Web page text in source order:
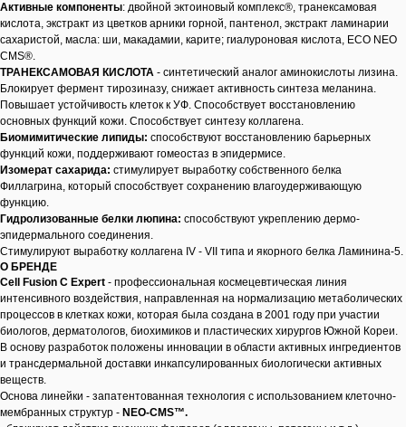
Активные компоненты: двойной эктоиновый комплекс®, транексамовая
кислота, экстракт из цветков арники горной, пантенол, экстракт ламинарии
сахаристой, масла: ши, макадамии, карите; гиалуроновая кислота, ECO NEO
CMS®.
ТРАНЕКСАМОВАЯ КИСЛОТА - синтетический аналог аминокислоты лизина.
Блокирует фермент тирозиназу, снижает активность синтеза меланина.
Повышает устойчивость клеток к УФ. Способствует восстановлению
основных функций кожи. Способствует синтезу коллагена.
Биомимитические липиды: способствуют восстановлению барьерных
функций кожи, поддерживают гомеостаз в эпидермисе.
Изомерат сахарида: стимулирует выработку собственного белка
Филлагрина, который способствует сохранению влагоудерживающую
функцию.
Гидролизованные белки люпина: способствуют укреплению дермо-
эпидермального соединения.
Стимулируют выработку коллагена IV - VII типа и якорного белка Ламинина-5.
О БРЕНДЕ
Cell Fusion C Expert - профессиональная космецевтическая линия
интенсивного воздействия, направленная на нормализацию метаболических
процессов в клетках кожи, которая была создана в 2001 году при участии
биологов, дерматологов, биохимиков и пластических хирургов Южной Кореи.
В основу разработок положены инновации в области активных ингредиентов
и трансдермальной доставки инкапсулированных биологически активных
веществ.
Основа линейки - запатентованная технология с использованием клеточно-
мембранных структур - NEO-CMS™.